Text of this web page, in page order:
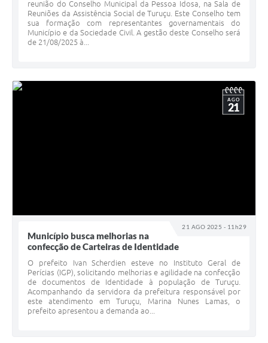
reunião do Conselho Municipal da Pessoa Idosa, na Sala de
Reuniões da Assistência Social de Turuçu. Este Conselho tem
sua formação com representantes governamentais do
Município e da Sociedade Civil. A gestão deste Conselho será
de 21/08/2025 à...
21 AGO 2025 - 11h29
AGO
21
Município busca melhorias na
confecção de Carteiras de Identidade
O prefeito Ivan Scherdien esteve no Instituto Geral de
Perícias (IGP), solicitando melhorias e agilidade na confecção
de documentos de Identidade à população de Turuçu.
Acompanhando da servidora da prefeitura responsável por
este atendimento em Turuçu, Marina Nunes Lamas, o
prefeito apresentou a demanda ao...